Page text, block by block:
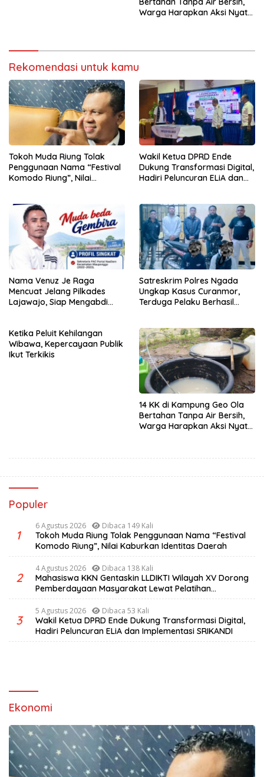
Warga Harapkan Aksi Nyata
Rekomendasi untuk kamu
Tokoh Muda Riung Tolak
Penggunaan Nama “Festival
Komodo Riung”, Nilai
Wakil Ketua DPRD Ende
Dukung Transformasi Digital,
Hadiri Peluncuran ELiA dan
Nama Venuz Je Raga
Mencuat Jelang Pilkades
Lajawajo, Siap Mengabdi
Satreskrim Polres Ngada
Ungkap Kasus Curanmor,
Terduga Pelaku Berhasil
Ketika Peluit Kehilangan
Wibawa, Kepercayaan Publik
Ikut Terkikis
14 KK di Kampung Geo Ola
Bertahan Tanpa Air Bersih,
Warga Harapkan Aksi Nyata
Populer
1
6 Agustus 2026 Dibaca 149 Kali
Tokoh Muda Riung Tolak Penggunaan Nama “Festival
Komodo Riung”, Nilai Kaburkan Identitas Daerah
2
4 Agustus 2026 Dibaca 138 Kali
Mahasiswa KKN Gentaskin LLDIKTI Wilayah XV Dorong
Pemberdayaan Masyarakat Lewat Pelatihan
Pengolahan Hasil Alam di Desa Sisir
3
5 Agustus 2026 Dibaca 53 Kali
Wakil Ketua DPRD Ende Dukung Transformasi Digital,
Hadiri Peluncuran ELiA dan Implementasi SRIKANDI
Ekonomi